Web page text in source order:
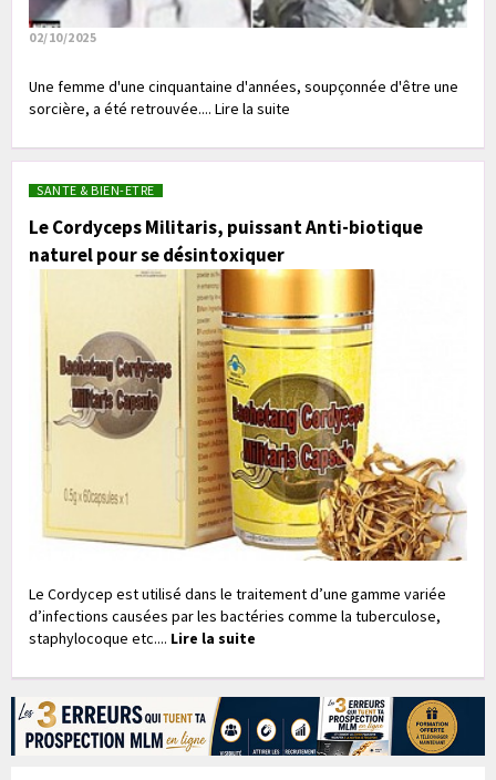
02/10/2025
Une femme d'une cinquantaine d'années, soupçonnée d'être une
sorcière, a été retrouvée.... Lire la suite
SANTE & BIEN-ETRE
Le Cordyceps Militaris, puissant Anti-biotique
naturel pour se désintoxiquer
Le Cordycep est utilisé dans le traitement d’une gamme variée
d’infections causées par les bactéries comme la tuberculose,
staphylocoque etc.... Lire la suite